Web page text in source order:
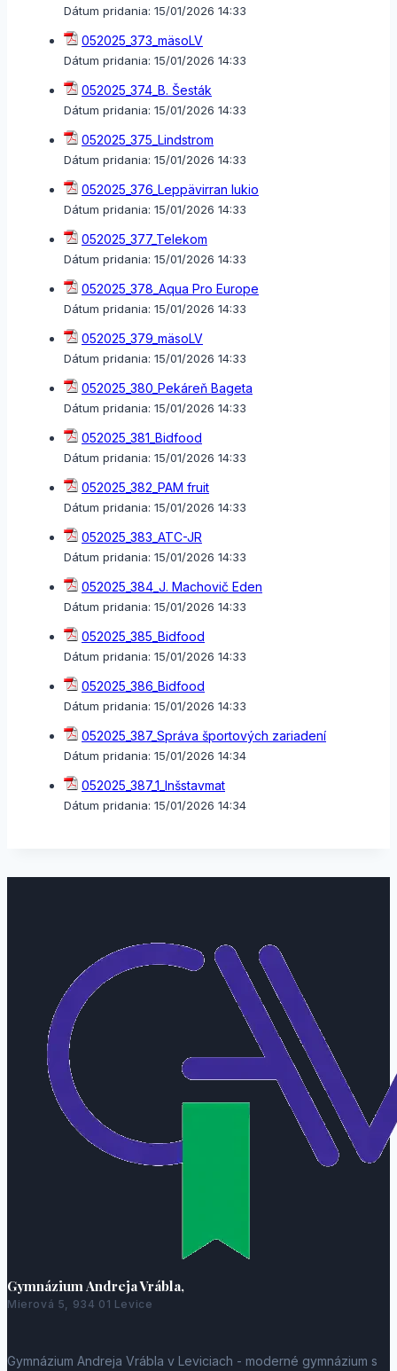
Dátum pridania: 15/01/2026 14:33
052025_373_mäsoLV
Dátum pridania: 15/01/2026 14:33
052025_374_B. Šesták
Dátum pridania: 15/01/2026 14:33
052025_375_Lindstrom
Dátum pridania: 15/01/2026 14:33
052025_376_Leppävirran lukio
Dátum pridania: 15/01/2026 14:33
052025_377_Telekom
Dátum pridania: 15/01/2026 14:33
052025_378_Aqua Pro Europe
Dátum pridania: 15/01/2026 14:33
052025_379_mäsoLV
Dátum pridania: 15/01/2026 14:33
052025_380_Pekáreň Bageta
Dátum pridania: 15/01/2026 14:33
052025_381_Bidfood
Dátum pridania: 15/01/2026 14:33
052025_382_PAM fruit
Dátum pridania: 15/01/2026 14:33
052025_383_ATC-JR
Dátum pridania: 15/01/2026 14:33
052025_384_J. Machovič Eden
Dátum pridania: 15/01/2026 14:33
052025_385_Bidfood
Dátum pridania: 15/01/2026 14:33
052025_386_Bidfood
Dátum pridania: 15/01/2026 14:33
052025_387_Správa športových zariadení
Dátum pridania: 15/01/2026 14:34
052025_387_1_Inšstavmat
Dátum pridania: 15/01/2026 14:34
Gymnázium Andreja Vrábla,
Mierová 5, 934 01 Levice
Gymnázium Andreja Vrábla v Leviciach - moderné gymnázium s